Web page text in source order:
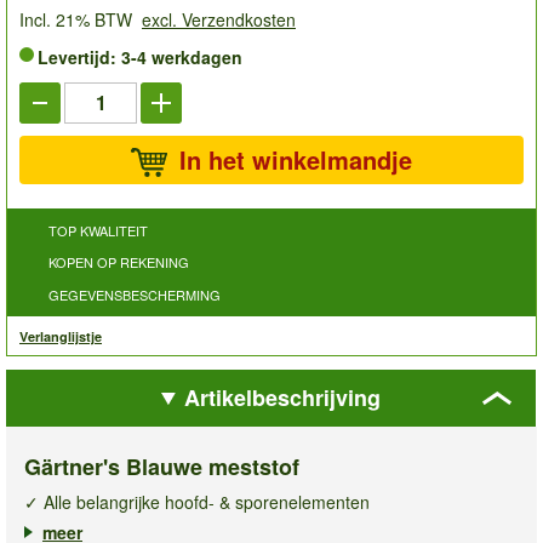
Incl. 21% BTW excl. Verzendkosten
Levertijd: 3-4 werkdagen
In het winkelmandje
TOP KWALITEIT
KOPEN OP REKENING
GEGEVENSBESCHERMING
Verlanglijstje
Artikelbeschrijving
Gärtner's Blauwe meststof
✓ Alle belangrijke hoofd- & sporenelementen
✓ Gezonde plantengroei
meer